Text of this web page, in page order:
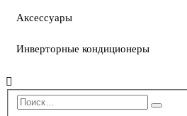
Аксессуары
Инверторные кондиционеры